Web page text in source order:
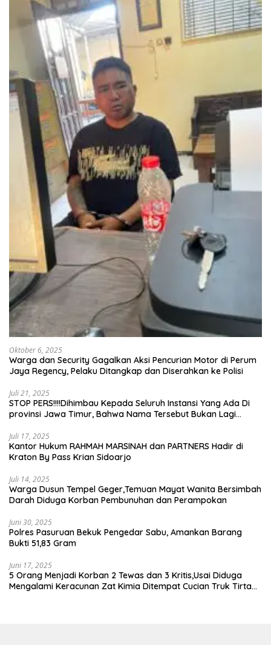
Oktober 6, 2025
Warga dan Security Gagalkan Aksi Pencurian Motor di Perum
Jaya Regency, Pelaku Ditangkap dan Diserahkan ke Polisi
Juli 21, 2025
STOP PERS!!!!Dihimbau Kepada Seluruh Instansi Yang Ada Di
provinsi Jawa Timur, Bahwa Nama Tersebut Bukan Lagi
Juli 17, 2025
Kantor Hukum RAHMAH MARSINAH dan PARTNERS Hadir di
Kraton By Pass Krian Sidoarjo
Juli 14, 2025
Warga Dusun Tempel Geger,Temuan Mayat Wanita Bersimbah
Darah Diduga Korban Pembunuhan dan Perampokan
Juni 30, 2025
Polres Pasuruan Bekuk Pengedar Sabu, Amankan Barang
Bukti 51,83 Gram
Juni 17, 2025
5 Orang Menjadi Korban 2 Tewas dan 3 Kritis,Usai Diduga
Mengalami Keracunan Zat Kimia Ditempat Cucian Truk Tirta